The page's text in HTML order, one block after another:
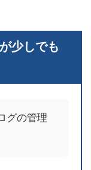
少しでも
グの管理